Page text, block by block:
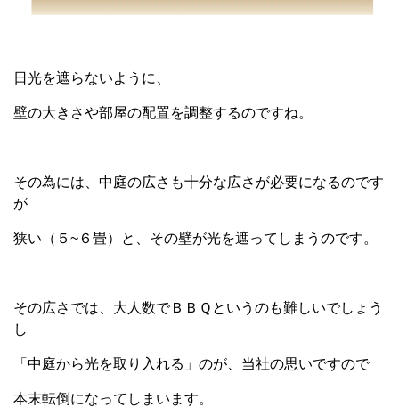
日光を遮らないように、
壁の大きさや部屋の配置を調整するのですね。
その為には、中庭の広さも十分な広さが必要になるのです
が
狭い（５~６畳）と、その壁が光を遮ってしまうのです。
その広さでは、大人数でＢＢＱというのも難しいでしょう
し
「中庭から光を取り入れる」のが、当社の思いですので
本末転倒になってしまいます。